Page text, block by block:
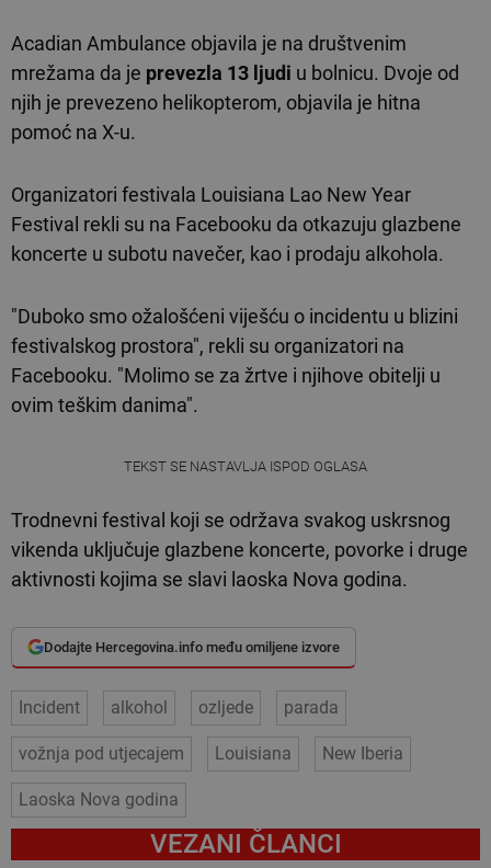
Acadian Ambulance objavila je na društvenim
mrežama da je prevezla 13 ljudi u bolnicu. Dvoje od
njih je prevezeno helikopterom, objavila je hitna
pomoć na X-u.
Organizatori festivala Louisiana Lao New Year
Festival rekli su na Facebooku da otkazuju glazbene
koncerte u subotu navečer, kao i prodaju alkohola.
"Duboko smo ožalošćeni viješću o incidentu u blizini
festivalskog prostora", rekli su organizatori na
Facebooku. "Molimo se za žrtve i njihove obitelji u
ovim teškim danima".
TEKST SE NASTAVLJA ISPOD OGLASA
Trodnevni festival koji se održava svakog uskrsnog
vikenda uključuje glazbene koncerte, povorke i druge
aktivnosti kojima se slavi laoska Nova godina.
Dodajte Hercegovina.info među omiljene izvore
Incident alkohol ozljede parada
vožnja pod utjecajem Louisiana New Iberia
Laoska Nova godina
VEZANI ČLANCI